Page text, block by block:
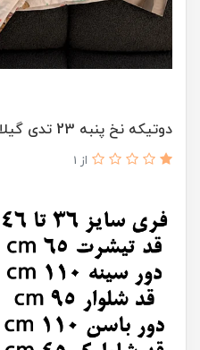
دوتیکه نخ پنبه 23 تدی گیلاسی صورتی
از 1